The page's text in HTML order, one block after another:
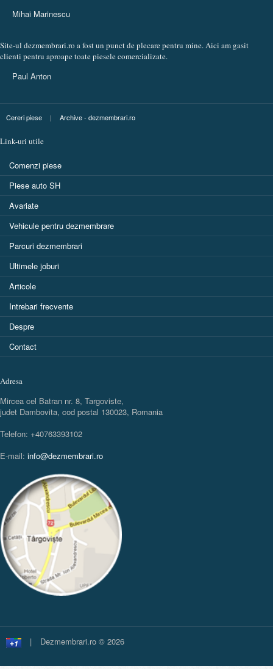
Mihai Marinescu
Site-ul dezmembrari.ro a fost un punct de plecare pentru mine. Aici am gasit
clienti pentru aproape toate piesele comercializate.
Paul Anton
Cereri piese | Archive - dezmembrari.ro
Link-uri utile
Comenzi piese
Piese auto SH
Avariate
Vehicule pentru dezmembrare
Parcuri dezmembrari
Ultimele joburi
Articole
Intrebari frecvente
Despre
Contact
Adresa
Mircea cel Batran nr. 8, Targoviste,
judet Dambovita, cod postal 130023, Romania
Telefon: +40763393102
E-mail: info@dezmembrari.ro
| Dezmembrari.ro © 2026